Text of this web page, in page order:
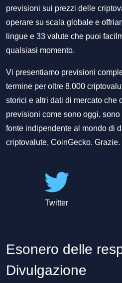
previsioni sui prezzi delle
operare su scala globale e
lingue e 33 valute che puoi
qualsiasi momento.
Vi presentiamo previsioni
termine per oltre 8.000
storici e altri dati di mercato che
previsioni come sono oggi,
fonte indipendente al mondo di
criptovalute, CoinGecko. Grazie.
Twitter
Esonero delle
Divulgazione